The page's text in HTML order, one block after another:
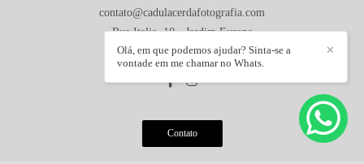
contato@cadulacerdafotografia.com
Rua Italia, 10 - Jardim Europa
Itaquaquecetuba / SP
Contato
✕
Olá, em que podemos ajudar? Sinta-se a
vontade em me chamar no Whats.